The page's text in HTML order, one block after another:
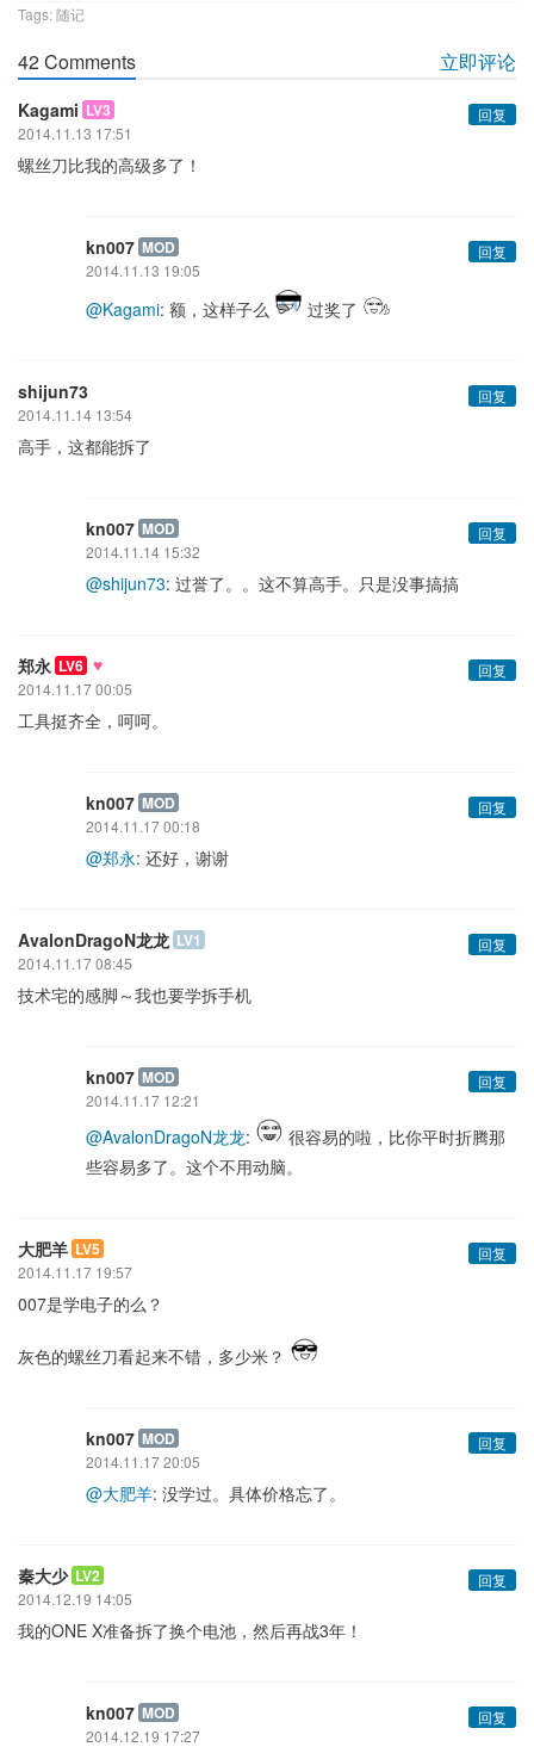
Tags:随记
42 Comments 立即评论
Kagami LV3
回复
2014.11.13 17:51
螺丝刀比我的高级多了！
kn007 MOD
回复
2014.11.13 19:05
@Kagami: 额，这样子么 过奖了
shijun73
回复
2014.11.14 13:54
高手，这都能拆了
kn007 MOD
回复
2014.11.14 15:32
@shijun73: 过誉了。。这不算高手。只是没事搞搞
郑永 LV6 ♥
回复
2014.11.17 00:05
工具挺齐全，呵呵。
kn007 MOD
回复
2014.11.17 00:18
@郑永: 还好，谢谢
AvalonDragoN龙龙 LV1
回复
2014.11.17 08:45
技术宅的感脚～我也要学拆手机
kn007 MOD
回复
2014.11.17 12:21
@AvalonDragoN龙龙:
很容易的啦，比你平时折腾那
些容易多了。这个不用动脑。
大肥羊 LV5
回复
2014.11.17 19:57
007是学电子的么？
灰色的螺丝刀看起来不错，多少米？
kn007 MOD
回复
2014.11.17 20:05
@大肥羊: 没学过。具体价格忘了。
秦大少 LV2
回复
2014.12.19 14:05
我的ONE X准备拆了换个电池，然后再战3年！
kn007 MOD
回复
2014.12.19 17:27